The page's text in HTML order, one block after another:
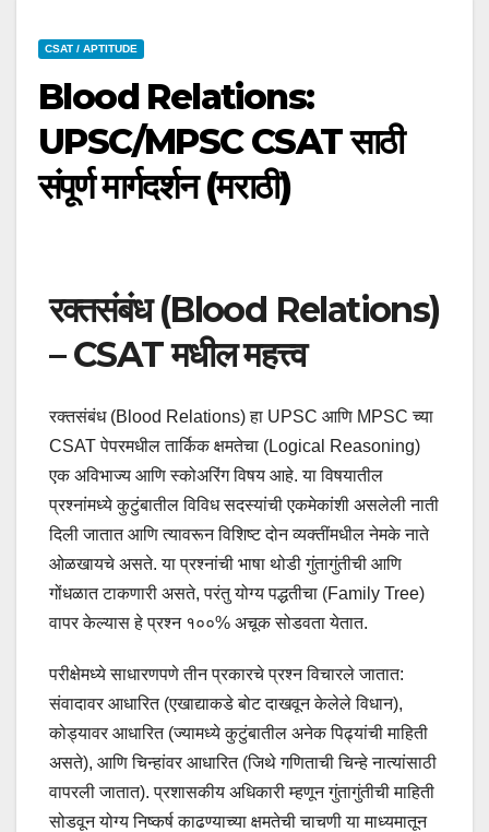
CSAT / APTITUDE
Blood Relations:
UPSC/MPSC CSAT साठी
संपूर्ण मार्गदर्शन (मराठी)
रक्तसंबंध (Blood Relations)
– CSAT मधील महत्त्व
रक्तसंबंध (Blood Relations) हा UPSC आणि MPSC च्या
CSAT पेपरमधील तार्किक क्षमतेचा (Logical Reasoning)
एक अविभाज्य आणि स्कोअरिंग विषय आहे. या विषयातील
प्रश्नांमध्ये कुटुंबातील विविध सदस्यांची एकमेकांशी असलेली नाती
दिली जातात आणि त्यावरून विशिष्ट दोन व्यक्तींमधील नेमके नाते
ओळखायचे असते. या प्रश्नांची भाषा थोडी गुंतागुंतीची आणि
गोंधळात टाकणारी असते, परंतु योग्य पद्धतीचा (Family Tree)
वापर केल्यास हे प्रश्न १००% अचूक सोडवता येतात.
परीक्षेमध्ये साधारणपणे तीन प्रकारचे प्रश्न विचारले जातात:
संवादावर आधारित (एखाद्याकडे बोट दाखवून केलेले विधान),
कोड्यावर आधारित (ज्यामध्ये कुटुंबातील अनेक पिढ्यांची माहिती
असते), आणि चिन्हांवर आधारित (जिथे गणिताची चिन्हे नात्यांसाठी
वापरली जातात). प्रशासकीय अधिकारी म्हणून गुंतागुंतीची माहिती
सोडवून योग्य निष्कर्ष काढण्याच्या क्षमतेची चाचणी या माध्यमातून